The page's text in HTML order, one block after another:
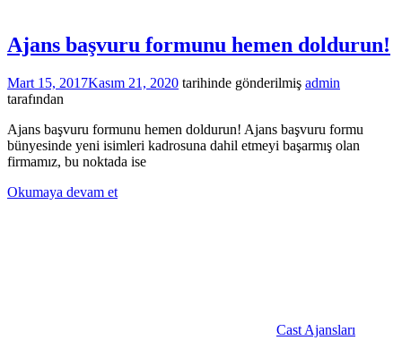
Ajans başvuru formunu hemen doldurun!
Mart 15, 2017Kasım 21, 2020 tarihinde gönderilmiş admin
tarafından
Ajans başvuru formunu hemen doldurun! Ajans başvuru formu
bünyesinde yeni isimleri kadrosuna dahil etmeyi başarmış olan
firmamız, bu noktada ise
Okumaya devam et
Cast Ajansları